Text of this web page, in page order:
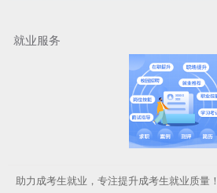
就业服务
助力成考生就业，专注提升成考生就业质量！